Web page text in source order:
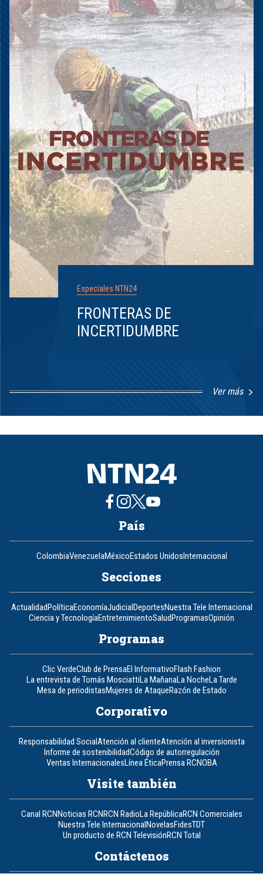
Especiales NTN24
FRONTERAS DE
INCERTIDUMBRE
Ver más
1
8
País
ColombiaVenezuelaMéxicoEstados UnidosInternacional
Secciones
ActualidadPolíticaEconomíaJudicialDeportesNuestra Tele Internacional
Ciencia y TecnologíaEntretenimientoSaludProgramasOpinión
Programas
Clic VerdeClub de PrensaEl InformativoFlash Fashion
La entrevista de Tomás MosciattiLa MañanaLa NocheLa Tarde
Mesa de periodistasMujeres de AtaqueRazón de Estado
Corporativo
Responsabilidad SocialAtención al clienteAtención al inversionista
Informe de sostenibilidadCódigo de autorregulación
Ventas InternacionalesLínea ÉticaPrensa RCNOBA
Visite también
Canal RCNNoticias RCNRCN RadioLa RepúblicaRCN Comerciales
Nuestra Tele InternacionalNovelasFidesTDT
Un producto de RCN TelevisiónRCN Total
Contáctenos